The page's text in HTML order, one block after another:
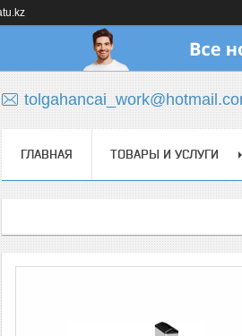
ГЛАВНАЯ ТОВАРЫ И УСЛУГИ